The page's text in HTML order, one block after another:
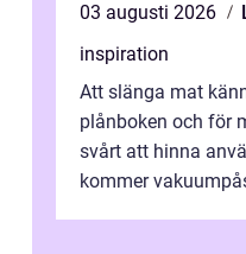
03 augusti 2026
inspiration
Att slänga mat
plånboken och för
svårt att hinna
kommer